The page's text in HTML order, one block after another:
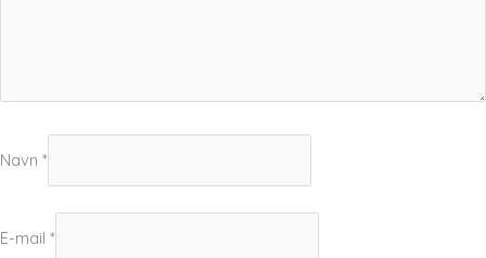
Navn *
E-mail *